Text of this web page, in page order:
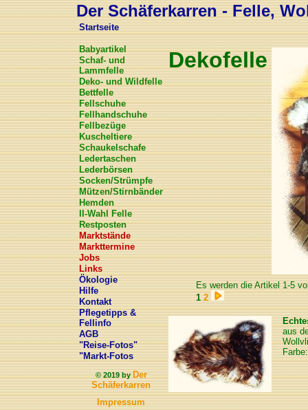
Der Schäferkarren - Felle,
Startseite
Babyartikel
Schaf- und
Lammfelle
Deko- und Wildfelle
Bettfelle
Fellschuhe
Fellhandschuhe
Fellbezüge
Kuscheltiere
Schaukelschafe
Ledertaschen
Lederbörsen
Socken/Strümpfe
Mützen/Stirnbänder
Hemden
II-Wahl Felle
Restposten
Marktstände
Markttermine
Jobs
Links
Ökologie
Hilfe
Kontakt
Pflegetipps &
Fellinfo
AGB
"Reise-Fotos"
"Markt-Fotos
© 2019 byDer
Schäferkarren
Impressum
Dekofelle
Es werden die Artikel 1-5
1 2
aus